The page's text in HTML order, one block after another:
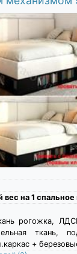
на 1 спальное
рогожка,
ткань,
+